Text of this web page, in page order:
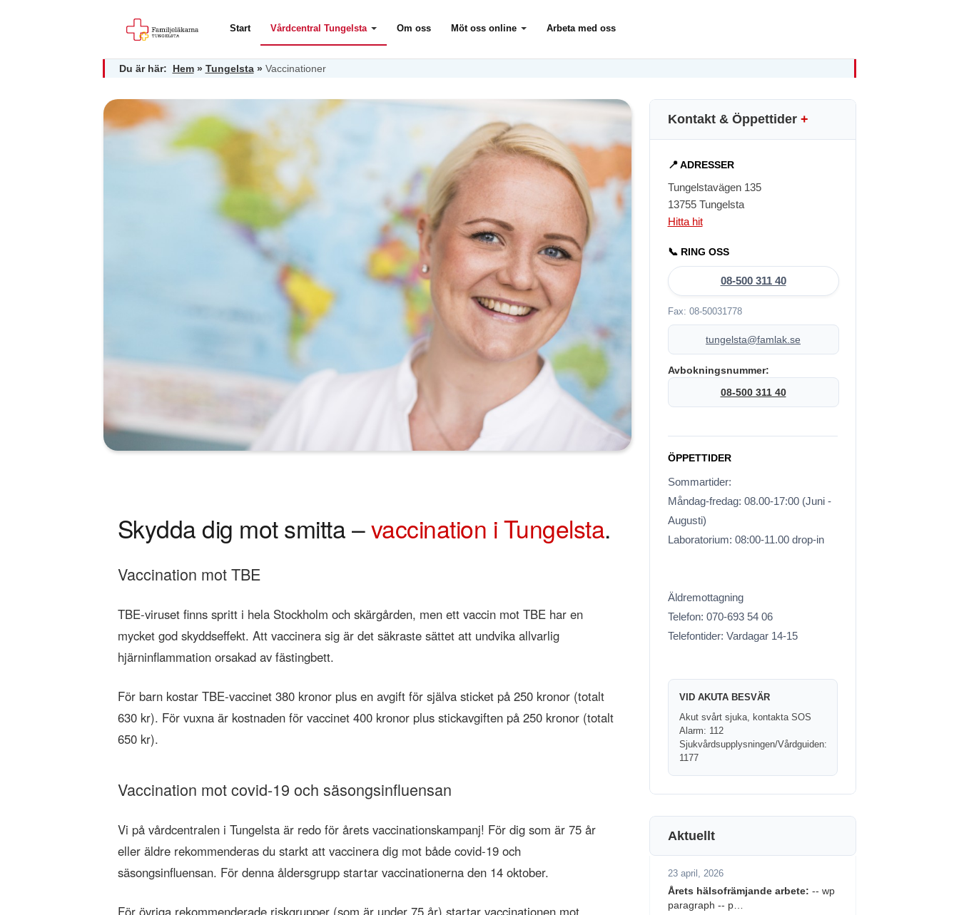
Start Vårdcentral Tungelsta Om oss Möt oss online Arbeta med oss
Du är här: Hem» Tungelsta» Vaccinationer
Skydda dig mot smitta –vaccination i Tungelsta.
Vaccination mot TBE
TBE-viruset finns spritt i hela Stockholm och skärgården, men ett vaccin mot TBE har en
mycket god skyddseffekt. Att vaccinera sig är det säkraste sättet att undvika allvarlig
hjärninflammation orsakad av fästingbett.
För barn kostar TBE-vaccinet 380 kronor plus en avgift för själva sticket på 250 kronor (totalt
630 kr). För vuxna är kostnaden för vaccinet 400 kronor plus stickavgiften på 250 kronor (totalt
650 kr).
Vaccination mot covid-19 och säsongsinfluensan
Vi på vårdcentralen i Tungelsta är redo för årets vaccinationskampanj! För dig som är 75 år
eller äldre rekommenderas du starkt att vaccinera dig mot både covid-19 och
säsongsinfluensan. För denna åldersgrupp startar vaccinationerna den 14 oktober.
För övriga rekommenderade riskgrupper (som är under 75 år) startar vaccinationen mot
Kontakt & Öppettider +
📍 ADRESSER
Tungelstavägen 135
13755 Tungelsta
Hitta hit
📞 RING OSS
08-500 311 40
Fax: 08-50031778
tungelsta@famlak.se
Avbokningsnummer:
08-500 311 40
ÖPPETTIDER
Sommartider:
Måndag-fredag: 08.00-17:00 (Juni -
Augusti)
Laboratorium: 08:00-11.00 drop-in
Äldremottagning
Telefon: 070-693 54 06
Telefontider: Vardagar 14-15
VID AKUTA BESVÄR
Akut svårt sjuka, kontakta SOS
Alarm: 112
Sjukvårdsupplysningen/Vårdguiden:
1177
Aktuellt
23 april, 2026
Årets hälsofrämjande arbete: -- wp
paragraph -- p…